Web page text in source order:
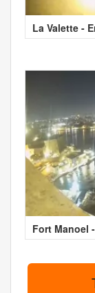
La Valette -
Fort Manoel